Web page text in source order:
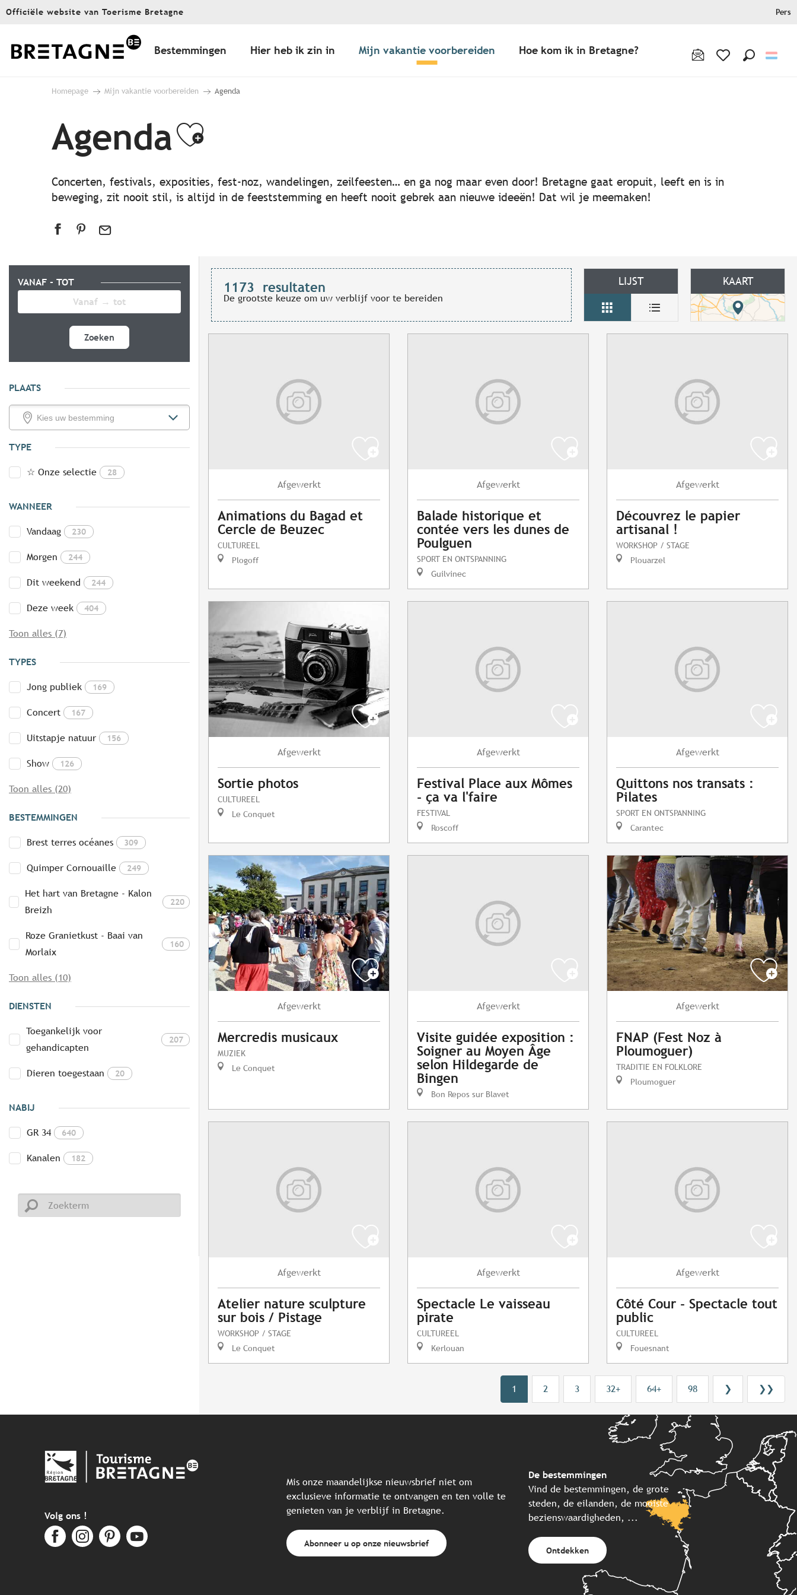
Aller
principal
Officiële website van Toerisme Bretagne Pers
Bestemmingen Hier heb ik zin in Mijn vakantie voorbereiden Hoe kom ik in Bretagne?
Homepage Mijn vakantie voorbereiden Agenda
AgendaAjouter aux favoris
Concerten, festivals, exposities, fest-noz, wandelingen, zeilfeesten… en ga nog maar even door! Bretagne gaat eropuit, leeft en is in
beweging, zit nooit stil, is altijd in de feeststemming en heeft nooit gebrek aan nieuwe ideeën! Dat wil je meemaken!
VANAF - TOT
Zoeken
PLAATS
TYPE
☆ Onze selectie 28
WANNEER
Vandaag 230
Morgen 244
Dit weekend 244
Deze week 404
Toon alles (7)
TYPES
Jong publiek 169
Concert 167
Uitstapje natuur 156
Show 126
Toon alles (20)
BESTEMMINGEN
Brest terres océanes 309
Quimper Cornouaille 249
Het hart van Bretagne - Kalon
Breizh
220
Roze Granietkust - Baai van
Morlaix
160
Toon alles (10)
DIENSTEN
Toegankelijk voor
gehandicapten
207
Dieren toegestaan 20
NABIJ
GR 34 640
Kanalen 182
1173 resultaten
De grootste keuze om uw verblijf voor te bereiden
LIJST KAART
Afgewerkt
Animations du Bagad et
Cercle de Beuzec
CULTUREEL
Plogoff
Afgewerkt
Balade historique et
contée vers les dunes de
Poulguen
SPORT EN ONTSPANNING
Guilvinec
Afgewerkt
Découvrez le papier
artisanal !
WORKSHOP / STAGE
Plouarzel
Afgewerkt
Sortie photos
CULTUREEL
Le Conquet
Afgewerkt
Festival Place aux Mômes
- ça va l'faire
FESTIVAL
Roscoff
Afgewerkt
Quittons nos transats :
Pilates
SPORT EN ONTSPANNING
Carantec
Afgewerkt
Mercredis musicaux
MUZIEK
Le Conquet
Afgewerkt
Visite guidée exposition :
Soigner au Moyen Âge
selon Hildegarde de
Bingen
Bon Repos sur Blavet
Afgewerkt
FNAP (Fest Noz à
Ploumoguer)
TRADITIE EN FOLKLORE
Ploumoguer
Afgewerkt
Atelier nature sculpture
sur bois / Pistage
WORKSHOP / STAGE
Le Conquet
Afgewerkt
Spectacle Le vaisseau
pirate
CULTUREEL
Kerlouan
Afgewerkt
Côté Cour - Spectacle tout
public
CULTUREEL
Fouesnant
1 2 3 32+ 64+ 98 ❯ ❯❯
Volg ons !
Mis onze maandelijkse nieuwsbrief niet om
exclusieve informatie te ontvangen en ten volle te
genieten van je verblijf in Bretagne.
Abonneer u op onze nieuwsbrief
De bestemmingen
Vind de bestemmingen, de grote
steden, de eilanden, de mooiste
bezienswaardigheden, ...
Ontdekken